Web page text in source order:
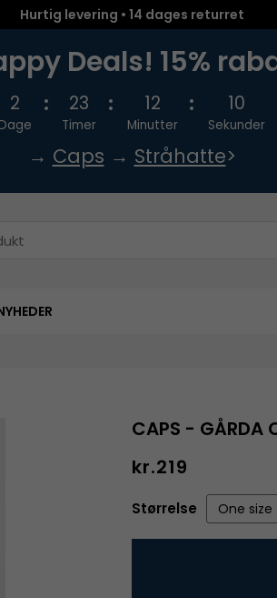
Hurtig levering • 14 dages returret
Deals! 15%
2
Dage
23
Timer
12
Minutter
10
Sekunder
→ Caps → Stråhatte>
CAPS - GÅRDA
kr.219
Størrelse